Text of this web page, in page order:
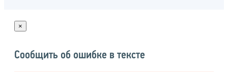
×
Сообщить об ошибке в тексте